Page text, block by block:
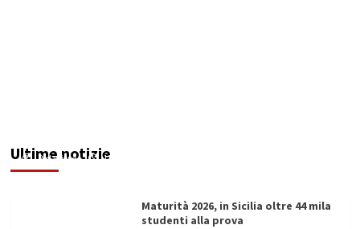
Ultime notizie
Redazione 11/06/2026
Maturità 2026, in Sicilia oltre 44 mila
studenti alla prova